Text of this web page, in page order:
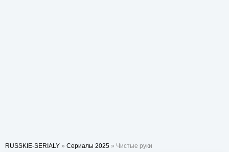
RUSSKIE-SERIALY » Сериалы 2025 » Чистые руки